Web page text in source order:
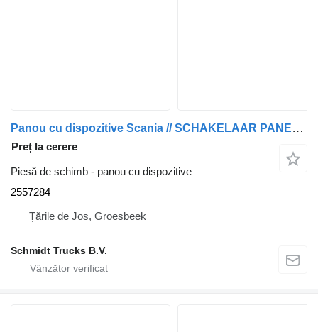
Panou cu dispozitive Scania // SCHAKELAAR PANEEL P 320 EURO 6 2557284 pentru camion
Preț la cerere
Piesă de schimb - panou cu dispozitive
2557284
Țările de Jos, Groesbeek
Schmidt Trucks B.V.